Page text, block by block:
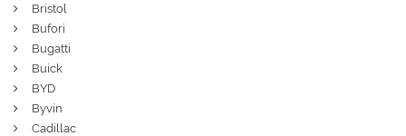
Bristol
Bufori
Bugatti
Buick
BYD
Byvin
Cadillac